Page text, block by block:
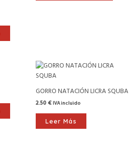
GORRO NATACIÓN LICRA SQUBA
2.50€ IVA incluido
Leer Más